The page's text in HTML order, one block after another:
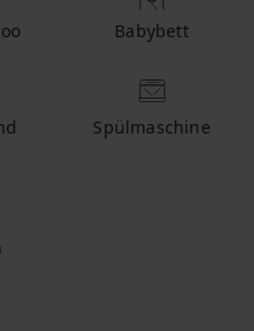
Babybett
Spülmaschine